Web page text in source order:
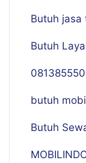
Butuh jasa
Butuh
butuh
Butuh